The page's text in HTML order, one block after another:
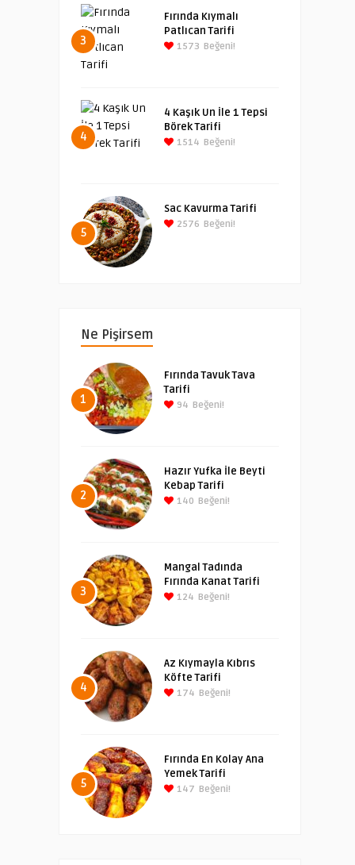
3
Fırında Kıymalı
Patlıcan Tarifi
1573 Beğeni!
4
4 Kaşık Un İle 1 Tepsi
Börek Tarifi
1514 Beğeni!
5
Sac Kavurma Tarifi
2576 Beğeni!
Ne Pişirsem
1
Fırında Tavuk Tava
Tarifi
94 Beğeni!
2
Hazır Yufka İle Beyti
Kebap Tarifi
140 Beğeni!
3
Mangal Tadında
Fırında Kanat Tarifi
124 Beğeni!
4
Az Kıymayla Kıbrıs
Köfte Tarifi
174 Beğeni!
5
Fırında En Kolay Ana
Yemek Tarifi
147 Beğeni!